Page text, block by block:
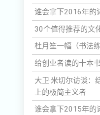
谁会拿下2016年的
30个值得推荐的文
杜月笙一幅（书法练
给创业者读的十本
大卫·米切尔访谈：
上的极简主义者
谁会拿下2015年的